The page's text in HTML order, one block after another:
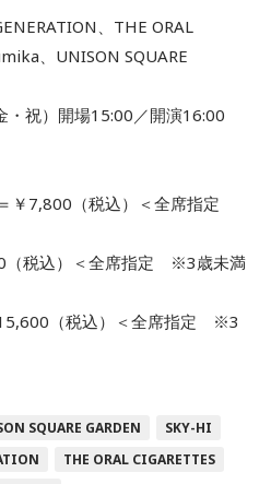
、THE ORAL
、UNISON SQUARE
・祝）開場15:00／開演16:00
￥7,800（税込）＜全席指定
（税込）＜全席指定 ※3歳未満
15,600（税込）＜全席指定 ※3
SQUARE GARDEN
SKY-HI
THE ORAL CIGARETTES